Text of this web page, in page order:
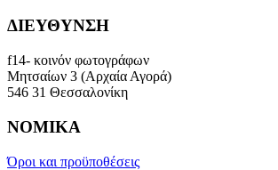
ΔΙΕΥΘΥΝΣΗ
f14- κοινόν φωτογράφων
Μητσαίων 3 (Αρχαία Αγορά)
546 31 Θεσσαλονίκη
ΝΟΜΙΚΑ
Όροι και προϋποθέσεις